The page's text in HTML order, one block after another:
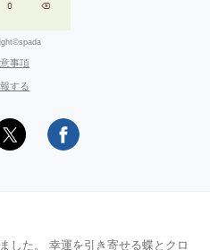
事項
する
した。 幸運を引き寄せる蝶とクロ